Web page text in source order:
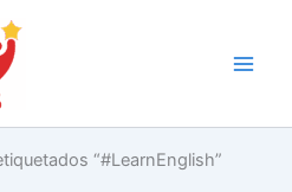
“#LearnEnglish”